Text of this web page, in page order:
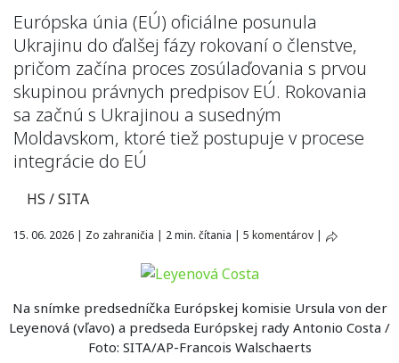
Európska únia (EÚ) oficiálne posunula
Ukrajinu do ďalšej fázy rokovaní o členstve,
pričom začína proces zosúlaďovania s prvou
skupinou právnych predpisov EÚ. Rokovania
sa začnú s Ukrajinou a susedným
Moldavskom, ktoré tiež postupuje v procese
integrácie do EÚ
HS / SITA
15. 06. 2026 | Zo zahraničia | 2 min. čítania | 5 komentárov |
Na snímke predsedníčka Európskej komisie Ursula von der
Leyenová (vľavo) a predseda Európskej rady Antonio Costa /
Foto: SITA/AP-Francois Walschaerts